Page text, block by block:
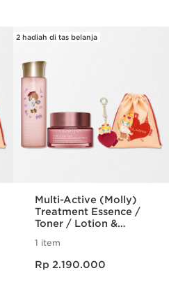
2 hadiah di tas belanja
Multi-Active (Molly)
Treatment Essence /
Toner / Lotion &
Cream (All skin
types)
1 item
Rp 2.190.000